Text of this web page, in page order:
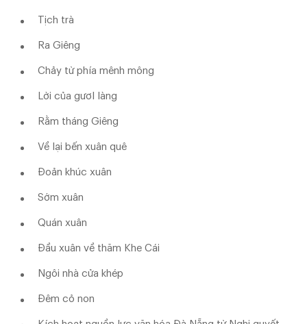
Tịch trà
Ra Giêng
Chảy từ phía mênh mông
Lời của gươl làng
Rằm tháng Giêng
Về lại bến xuân quê
Đoản khúc xuân
Sớm xuân
Quán xuân
Đầu xuân về thăm Khe Cái
Ngôi nhà cửa khép
Đêm cỏ non